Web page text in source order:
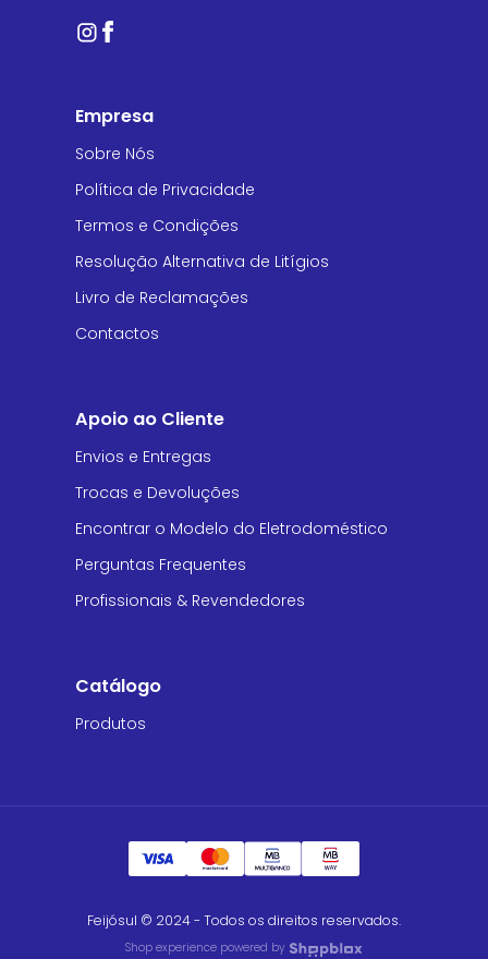
Empresa
Sobre Nós
Política de Privacidade
Termos e Condições
Resolução Alternativa de Litígios
Livro de Reclamações
Contactos
Apoio ao Cliente
Envios e Entregas
Trocas e Devoluções
Encontrar o Modelo do Eletrodoméstico
Perguntas Frequentes
Profissionais & Revendedores
Catálogo
Produtos
Feijósul © 2024 - Todos os direitos reservados.
Shop experience powered by